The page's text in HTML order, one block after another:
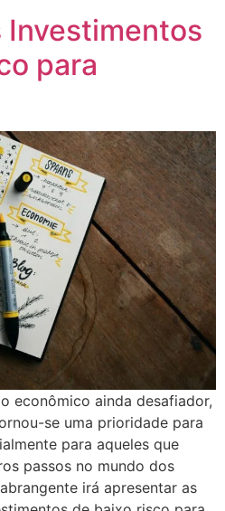
Investimentos
para
econômico ainda desafiador,
se uma prioridade para
para aqueles que
passos no mundo dos
irá apresentar as